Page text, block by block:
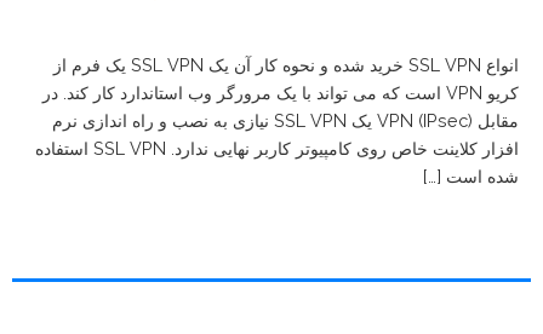
انواع SSL VPN خرید شده و نحوه کار آن یک SSL VPN یک فرم از
کریو VPN است که می تواند با یک مرورگر وب استاندارد کار کند. در
مقابل (IPsec) VPN یک SSL VPN نیازی به نصب و راه اندازی نرم
افزار کلاینت خاص روی کامپیوتر کاربر نهایی ندارد. SSL VPN استفاده
شده است […]